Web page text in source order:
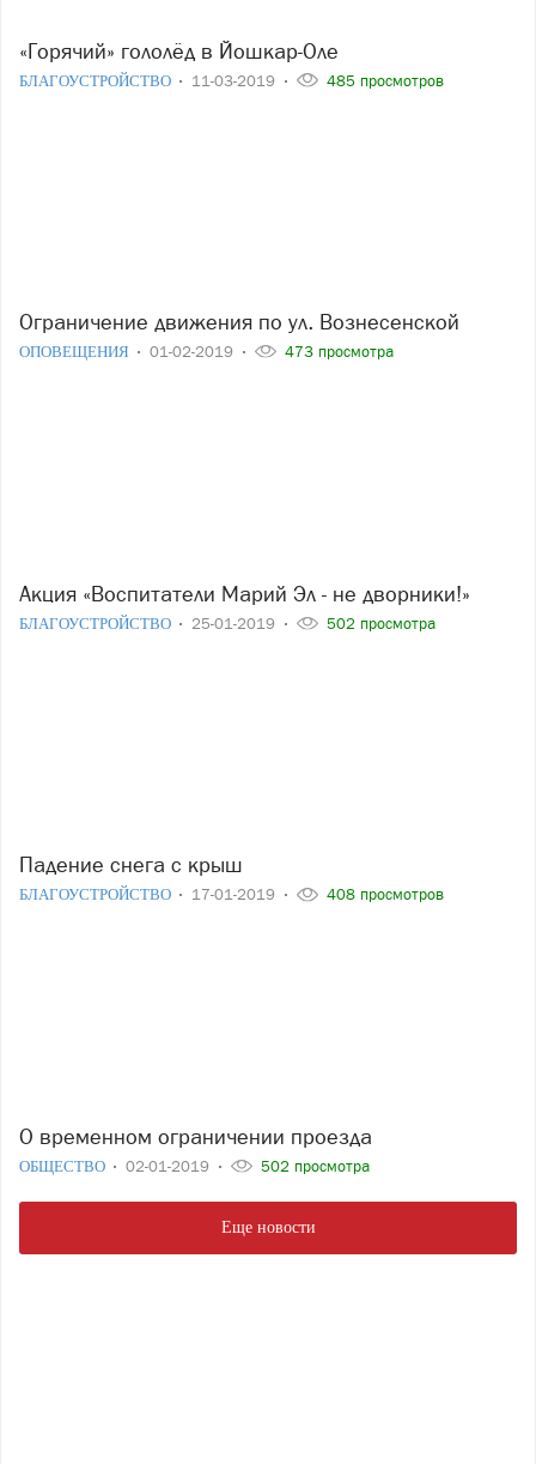
«Горячий» гололёд в Йошкар-Оле
БЛАГОУСТРОЙСТВО 11-03-2019 485 просмотров
Ограничение движения по ул. Вознесенской
ОПОВЕЩЕНИЯ 01-02-2019 473 просмотра
Акция «Воспитатели Марий Эл - не дворники!»
БЛАГОУСТРОЙСТВО 25-01-2019 502 просмотра
Падение снега с крыш
БЛАГОУСТРОЙСТВО 17-01-2019 408 просмотров
О временном ограничении проезда
ОБЩЕСТВО 02-01-2019 502 просмотра
Еще новости